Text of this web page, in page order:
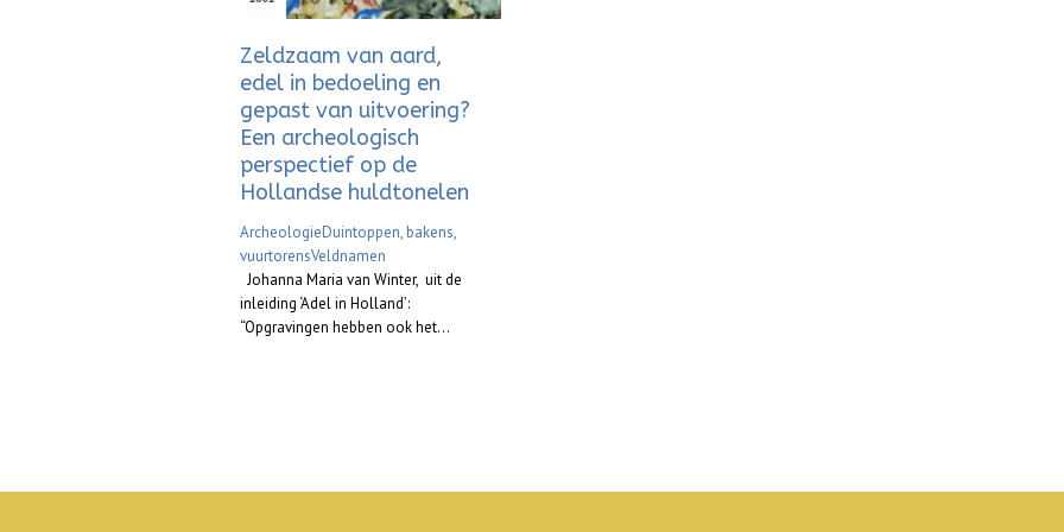
Zeldzaam van aard,
edel in bedoeling en
gepast van uitvoering?
Een archeologisch
perspectief op de
Hollandse huldtonelen
ArcheologieDuintoppen, bakens,
vuurtorensVeldnamen
Johanna Maria van Winter, uit de
inleiding ‘Adel in Holland’:
“Opgravingen hebben ook het...